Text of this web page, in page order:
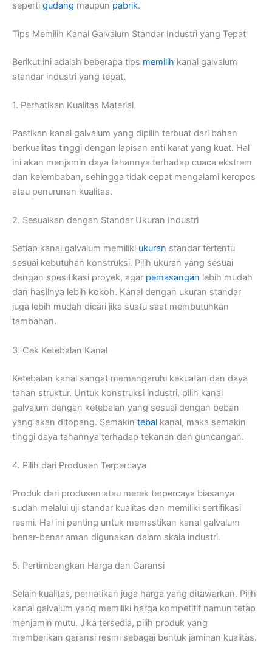
seperti gudang maupun pabrik.
Tips Memilih Kanal Galvalum Standar Industri yang Tepat
Berikut ini adalah beberapa tips memilih kanal galvalum
standar industri yang tepat.
1. Perhatikan Kualitas Material
Pastikan kanal galvalum yang dipilih terbuat dari bahan
berkualitas tinggi dengan lapisan anti karat yang kuat. Hal
ini akan menjamin daya tahannya terhadap cuaca ekstrem
dan kelembaban, sehingga tidak cepat mengalami keropos
atau penurunan kualitas.
2. Sesuaikan dengan Standar Ukuran Industri
Setiap kanal galvalum memiliki ukuran standar tertentu
sesuai kebutuhan konstruksi. Pilih ukuran yang sesuai
dengan spesifikasi proyek, agar pemasangan lebih mudah
dan hasilnya lebih kokoh. Kanal dengan ukuran standar
juga lebih mudah dicari jika suatu saat membutuhkan
tambahan.
3. Cek Ketebalan Kanal
Ketebalan kanal sangat memengaruhi kekuatan dan daya
tahan struktur. Untuk konstruksi industri, pilih kanal
galvalum dengan ketebalan yang sesuai dengan beban
yang akan ditopang. Semakin tebal kanal, maka semakin
tinggi daya tahannya terhadap tekanan dan guncangan.
4. Pilih dari Produsen Terpercaya
Produk dari produsen atau merek terpercaya biasanya
sudah melalui uji standar kualitas dan memiliki sertifikasi
resmi. Hal ini penting untuk memastikan kanal galvalum
benar-benar aman digunakan dalam skala industri.
5. Pertimbangkan Harga dan Garansi
Selain kualitas, perhatikan juga harga yang ditawarkan. Pilih
kanal galvalum yang memiliki harga kompetitif namun tetap
menjamin mutu. Jika tersedia, pilih produk yang
memberikan garansi resmi sebagai bentuk jaminan kualitas.